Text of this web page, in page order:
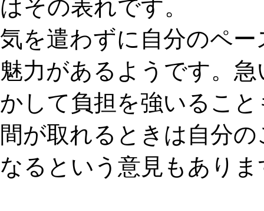
はその表れです。
気を遣わずに 自分のペ
魅力があるようです。
かして負担を強いるこ
間が取れるときは 自分
なる という意見もあり